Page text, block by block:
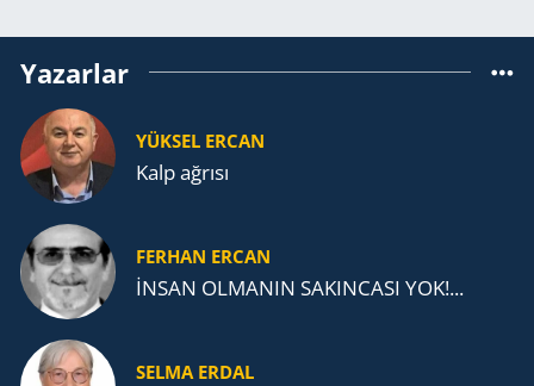
Yazarlar
YÜKSEL ERCAN
Kalp ağrısı
FERHAN ERCAN
İNSAN OLMANIN SAKINCASI YOK!...
SELMA ERDAL